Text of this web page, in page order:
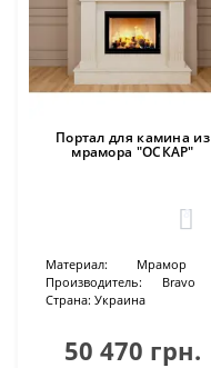
Портал для камина из
мрамора "ОСКАР"
8
Материал:
Мрамор
Производитель:
Bravo
Страна: Украина
50 470 грн.